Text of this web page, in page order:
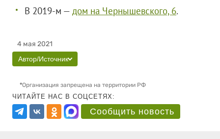
В 2019-м — дом на Чернышевского, 6.
4 мая 2021
Автор/Источник
*Организация запрещена на территории РФ
ЧИТАЙТЕ НАС В СОЦСЕТЯХ:
Сообщить новость